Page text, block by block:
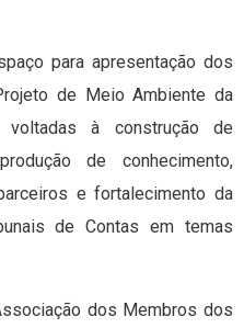
para apresentação dos
de Meio Ambiente da
voltadas à construção de
de conhecimento,
e fortalecimento da
de Contas em temas
dos Membros dos